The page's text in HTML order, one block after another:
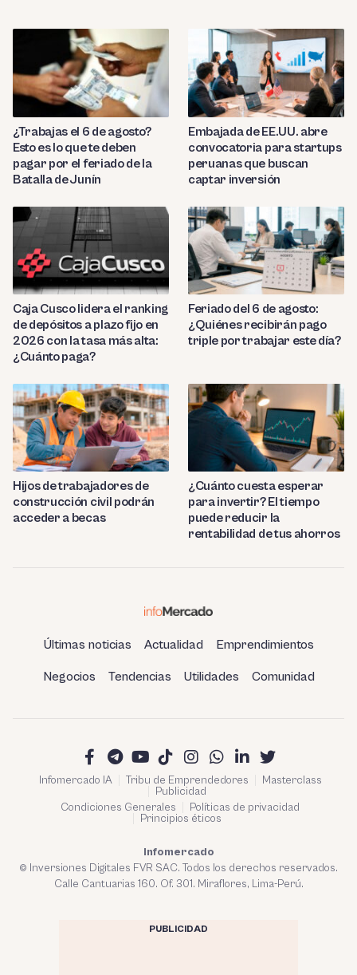
¿Trabajas el 6 de agosto?
Esto es lo que te deben
pagar por el feriado de la
Batalla de Junín
Embajada de EE.UU. abre
convocatoria para startups
peruanas que buscan
captar inversión
Caja Cusco lidera el ranking
de depósitos a plazo fijo en
2026 con la tasa más alta:
¿Cuánto paga?
Feriado del 6 de agosto:
¿Quiénes recibirán pago
triple por trabajar este día?
Hijos de trabajadores de
construcción civil podrán
acceder a becas
¿Cuánto cuesta esperar
para invertir? El tiempo
puede reducir la
rentabilidad de tus ahorros
Últimas noticias Actualidad Emprendimientos
Negocios Tendencias Utilidades Comunidad
Infomercado IA Tribu de Emprendedores
Masterclass
Publicidad
Condiciones Generales
Políticas de privacidad
Principios éticos
Infomercado
© Inversiones Digitales FVR SAC. Todos los derechos reservados.
Calle Cantuarias 160. Of. 301. Miraflores, Lima-Perú.
PUBLICIDAD